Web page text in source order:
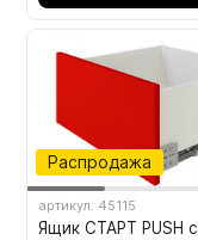
Распродажа
артикул: 45115
Ящик СТАРТ PUSH с